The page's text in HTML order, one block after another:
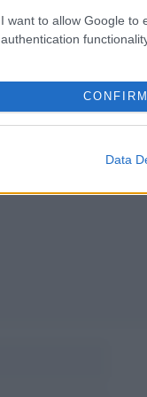
I want to allow Google to
authentication
CONFIRM
Data